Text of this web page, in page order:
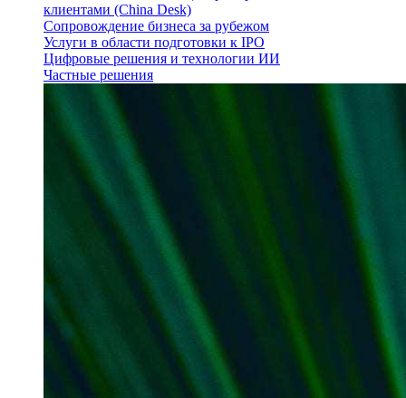
клиентами (China Desk)
Сопровождение бизнеса за рубежом
Услуги в области подготовки к IPO
Цифровые решения и технологии ИИ
Частные решения